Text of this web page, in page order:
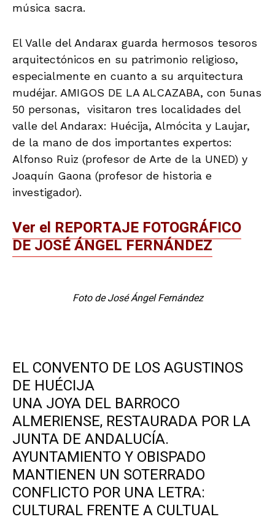
música sacra.
El Valle del Andarax guarda hermosos tesoros
arquitectónicos en su patrimonio religioso,
especialmente en cuanto a su arquitectura
mudéjar. AMIGOS DE LA ALCAZABA, con 5unas
50 personas, visitaron tres localidades del
valle del Andarax: Huécija, Almócita y Laujar,
de la mano de dos importantes expertos:
Alfonso Ruiz (profesor de Arte de la UNED) y
Joaquín Gaona (profesor de historia e
investigador).
Ver el REPORTAJE FOTOGRÁFICO
DE JOSÉ ÁNGEL FERNÁNDEZ
Foto de José Ángel Fernández
EL CONVENTO DE LOS AGUSTINOS
DE HUÉCIJA
UNA JOYA DEL BARROCO
ALMERIENSE, RESTAURADA POR LA
JUNTA DE ANDALUCÍA.
AYUNTAMIENTO Y OBISPADO
MANTIENEN UN SOTERRADO
CONFLICTO POR UNA LETRA:
CULTURAL FRENTE A CULTUAL